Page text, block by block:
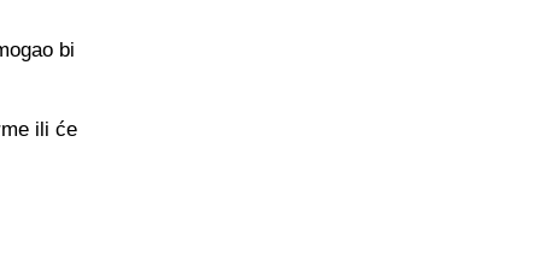
bi
ili će